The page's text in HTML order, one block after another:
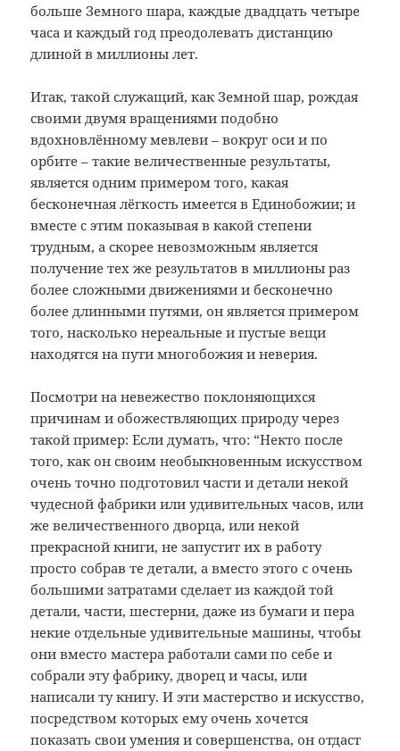
больше Земного шара, каждые двадцать четыре
часа и каждый год преодолевать дистанцию
длиной в миллионы лет.
Итак, такой служащий, как Земной шар, рождая
своими двумя вращениями подобно
вдохновлённому мевлеви – вокруг оси и по
орбите – такие величественные результаты,
является одним примером того, какая
бесконечная лёгкость имеется в Единобожии; и
вместе с этим показывая в какой степени
трудным, а скорее невозможным является
получение тех же результатов в миллионы раз
более сложными движениями и бесконечно
более длинными путями, он является примером
того, насколько нереальные и пустые вещи
находятся на пути многобожия и неверия.
Посмотри на невежество поклоняющихся
причинам и обожествляющих природу через
такой пример: Если думать, что: “Некто после
того, как он своим необыкновенным искусством
очень точно подготовил части и детали некой
чудесной фабрики или удивительных часов, или
же величественного дворца, или некой
прекрасной книги, не запустит их в работу
просто собрав те детали, а вместо этого с очень
большими затратами сделает из каждой той
детали, части, шестерни, даже из бумаги и пера
некие отдельные удивительные машины, чтобы
они вместо мастера работали сами по себе и
собрали эту фабрику, дворец и часы, или
написали ту книгу. И эти мастерство и искусство,
посредством которых ему очень хочется
показать свои умения и совершенства, он отдаст